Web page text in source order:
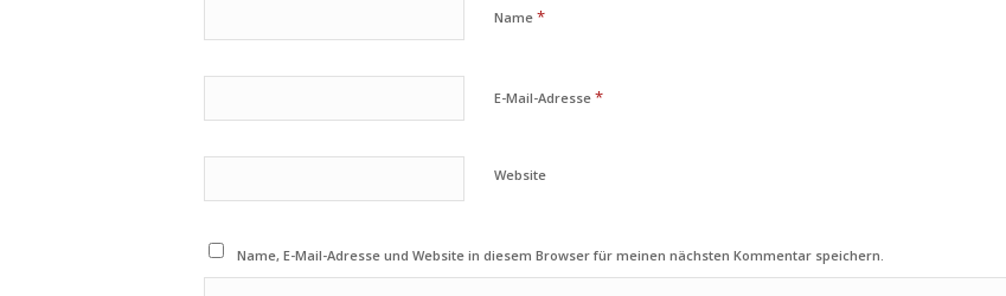
Name *
E-Mail-Adresse *
Website
Name, E-Mail-Adresse und Website in diesem Browser für meinen nächsten Kommentar speichern.